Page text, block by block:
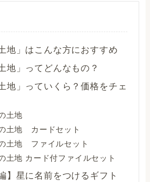
地」はこんな方におすすめ
地」ってどんなもの？
地」っていくら？価格をチェ
土地
土地 カードセット
土地 ファイルセット
土地 カード付ファイルセット
】星に名前をつけるギフト